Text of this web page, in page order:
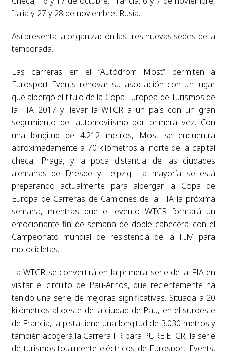
Italia y 27 y 28 de noviembre, Rusia.
Así presenta la organización las tres nuevas sedes de la
temporada.
Las carreras en el “Autódrom Most” permiten a
Eurosport Events renovar su asociación con un lugar
que albergó el título de la Copa Europea de Turismos de
la FIA 2017 y llevar la WTCR a un país con un gran
seguimiento del automovilismo por primera vez. Con
una longitud de 4.212 metros, Most se encuentra
aproximadamente a 70 kilómetros al norte de la capital
checa, Praga, y a poca distancia de las ciudades
alemanas de Dresde y Leipzig. La mayoría se está
preparando actualmente para albergar la Copa de
Europa de Carreras de Camiones de la FIA la próxima
semana, mientras que el evento WTCR formará un
emocionante fin de semana de doble cabecera con el
Campeonato mundial de resistencia de la FIM para
motocicletas.
La WTCR se convertirá en la primera serie de la FIA en
visitar el circuito de Pau-Arnos, que recientemente ha
tenido una serie de mejoras significativas. Situada a 20
kilómetros al oeste de la ciudad de Pau, en el suroeste
de Francia, la pista tiene una longitud de 3.030 metros y
también acogerá la Carrera FR para PURE ETCR, la serie
de turismos totalmente eléctricos de Eurosport Events,